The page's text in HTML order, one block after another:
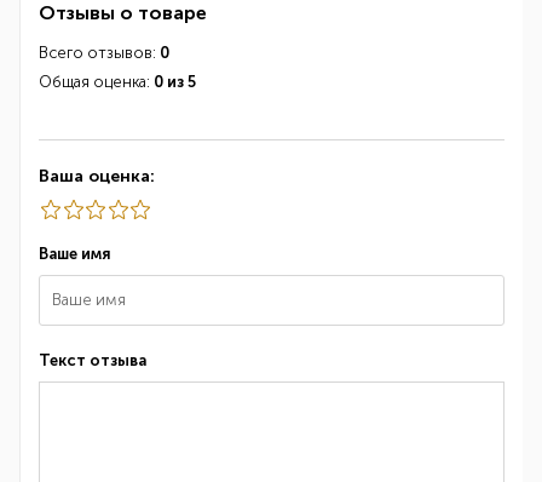
Отзывы о товаре
Всего отзывов: 0
Общая оценка: 0 из 5
Ваша оценка:
Ваше имя
Текст отзыва